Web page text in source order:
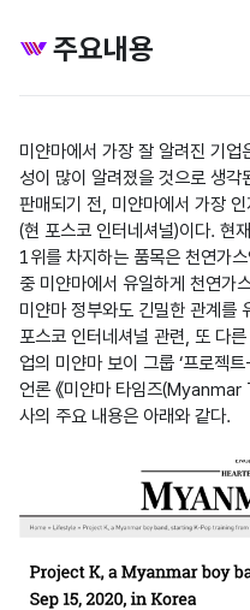
주요내용
미얀마에서 가장 잘 알려진 기
성이 많이 알려졌을 것으로 생
판매되기 전, 미얀마에서 가장
(현 포스코 인터네셔널)이다. 현
1위를 차지하는 품목은 천연가
중 미얀마에서 유일하게 천연가
미얀마 정부와도 긴밀한 관계를
포스코 인터네셔널 관련, 또 다
업의 미얀마 보이 그룹 ‘프로젝
언론 《미얀마 타임즈
사의 주요 내용은 아래와 같다.